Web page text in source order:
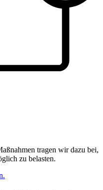
tragen wir dazu bei,
zu belasten.